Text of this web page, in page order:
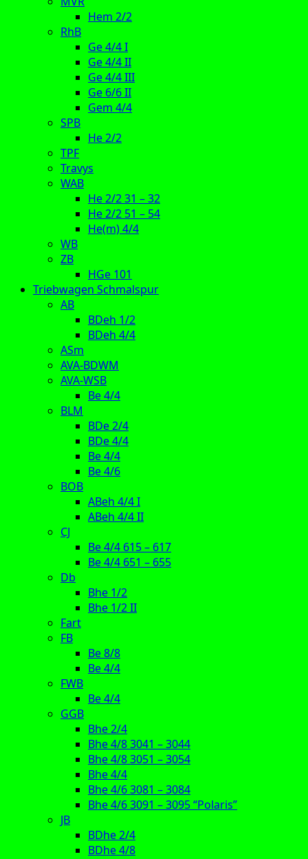
Hem 2/2
RhB
Ge 4/4 I
Ge 4/4 II
Ge 4/4 III
Ge 6/6 II
Gem 4/4
SPB
He 2/2
TPF
Travys
WAB
He 2/2 31 – 32
He 2/2 51 – 54
He(m) 4/4
WB
ZB
HGe 101
Triebwagen Schmalspur
AB
BDeh 1/2
BDeh 4/4
ASm
AVA-BDWM
AVA-WSB
Be 4/4
BLM
BDe 2/4
BDe 4/4
Be 4/4
Be 4/6
BOB
ABeh 4/4 I
ABeh 4/4 II
CJ
Be 4/4 615 – 617
Be 4/4 651 – 655
Db
Bhe 1/2
Bhe 1/2 II
Fart
FB
Be 8/8
Be 4/4
FWB
Be 4/4
GGB
Bhe 2/4
Bhe 4/8 3041 – 3044
Bhe 4/8 3051 – 3054
Bhe 4/4
Bhe 4/6 3081 – 3084
Bhe 4/6 3091 – 3095 “Polaris”
JB
BDhe 2/4
BDhe 4/8